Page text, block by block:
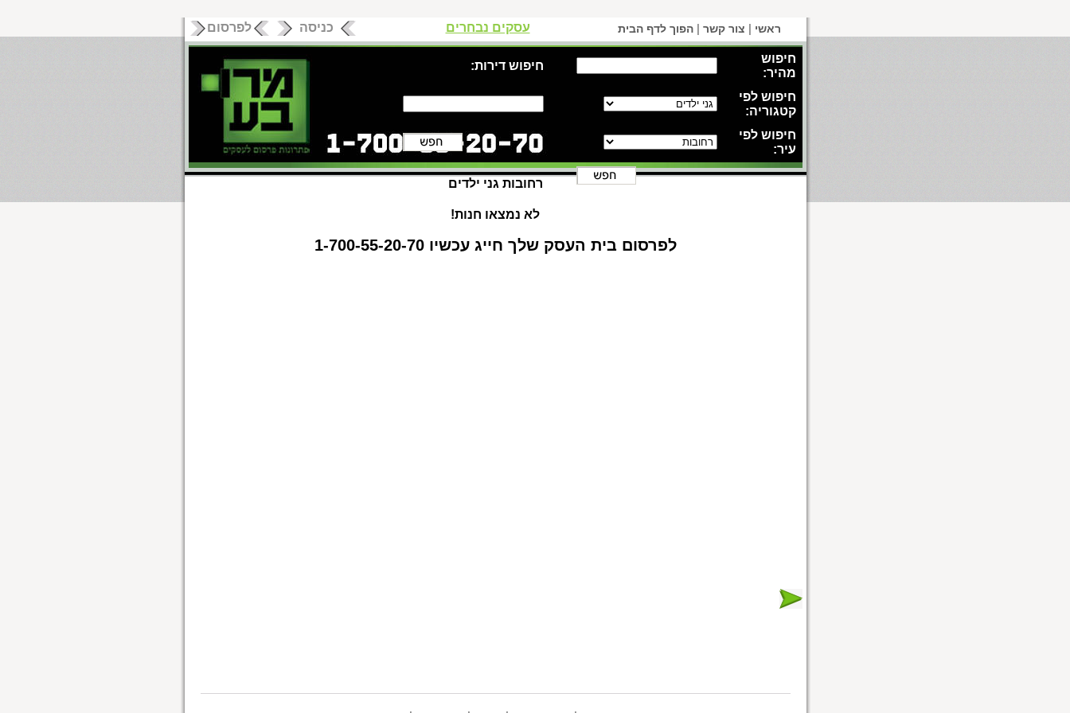
ראשי | צור קשר | הפוך לדף הבית לפרסום כניסה עסקים נבחרים
חיפוש
מהיר:
חיפוש דירות:
חיפוש לפי
קטגוריה:
חיפוש לפי
עיר:
רחובות גני ילדים
לא נמצאו חנות!
לפרסום בית העסק שלך חייג עכשיו 1-700-55-20-70